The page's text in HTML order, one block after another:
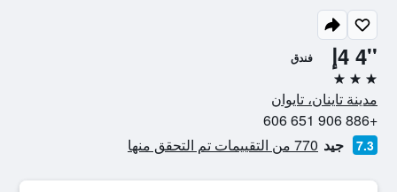
''4 4إ فندق
3 نجوم
مدينة تاينان، تايوان
+886 906 651 606
7.3 جيد 770 من التقييمات تم التحقق منها